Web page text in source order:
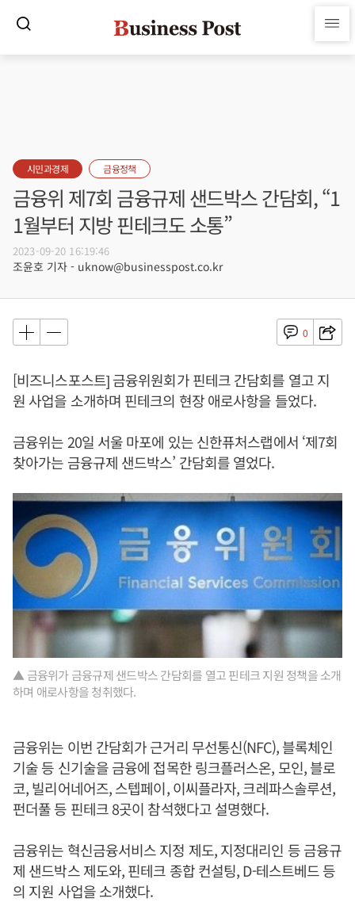
시민과경제 금융정책
금융위 제7회 금융규제 샌드박스 간담회, “1
1월부터 지방 핀테크도 소통”
2023-09-20 16:19:46
조윤호 기자 - uknow@businesspost.co.kr
0
[비즈니스포스트] 금융위원회가 핀테크 간담회를 열고 지
원 사업을 소개하며 핀테크의 현장 애로사항을 들었다.
금융위는 20일 서울 마포에 있는 신한퓨처스랩에서 ‘제7회
찾아가는 금융규제 샌드박스’ 간담회를 열었다.
▲ 금융위가 금융규제 샌드박스 간담회를 열고 핀테크 지원 정책을 소개
하며 애로사항을 청취했다.
금융위는 이번 간담회가 근거리 무선통신(NFC), 블록체인
기술 등 신기술을 금융에 접목한 링크플러스온, 모인, 블로
코, 빌리어네어즈, 스텝페이, 이씨플라자, 크레파스솔루션,
펀더풀 등 핀테크 8곳이 참석했다고 설명했다.
금융위는 혁신금융서비스 지정 제도, 지정대리인 등 금융규
제 샌드박스 제도와, 핀테크 종합 컨설팅, D-테스트베드 등
의 지원 사업을 소개했다.